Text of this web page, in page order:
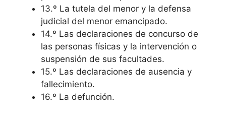
13.º La tutela del menor y la defensa
judicial del menor emancipado.
14.º Las declaraciones de concurso de
las personas físicas y la intervención o
suspensión de sus facultades.
15.º Las declaraciones de ausencia y
fallecimiento.
16.º La defunción.